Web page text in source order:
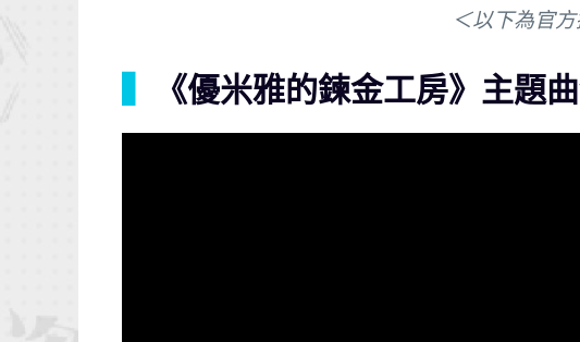
＜以下為官
《優米雅的鍊金工房》主題